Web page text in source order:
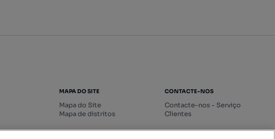
MAPA DO SITE
Mapa do Site
Mapa de distritos
CONTACTE-NOS
Contacte-nos - Serviço
Clientes